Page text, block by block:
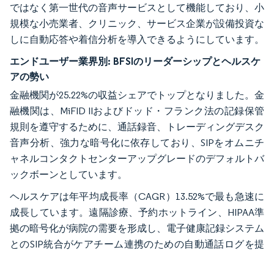
ではなく第一世代の音声サービスとして機能しており、小
規模な小売業者、クリニック、サービス企業が設備投資な
しに自動応答や着信分析を導入できるようにしています。
エンドユーザー業界別: BFSIのリーダーシップとヘルスケ
アの勢い
金融機関が25.22%の収益シェアでトップとなりました。金
融機関は、MiFID IIおよびドッド・フランク法の記録保管
規則を遵守するために、通話録音、トレーディングデスク
音声分析、強力な暗号化に依存しており、SIPをオムニチ
ャネルコンタクトセンターアップグレードのデフォルトバ
ックボーンとしています。
ヘルスケアは年平均成長率（CAGR）13.52%で最も急速に
成長しています。遠隔診療、予約ホットライン、HIPAA準
拠の暗号化が病院の需要を形成し、電子健康記録システム
とのSIP統合がケアチーム連携のための自動通話ログを提